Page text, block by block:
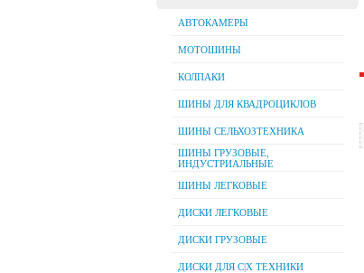
АВТОКАМЕРЫ
МОТОШИНЫ
КОЛПАКИ
ШИНЫ ДЛЯ КВАДРОЦИКЛОВ
ШИНЫ СЕЛЬХОЗТЕХНИКА
ШИНЫ ГРУЗОВЫЕ,
ИНДУСТРИАЛЬНЫЕ
ШИНЫ ЛЕГКОВЫЕ
ДИСКИ ЛЕГКОВЫЕ
ДИСКИ ГРУЗОВЫЕ
ДИСКИ ДЛЯ C|Х ТЕХНИКИ